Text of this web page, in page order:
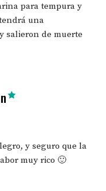
para tempura y
una
salieron de muerte
says:
y seguro que la
muy rico 🙂